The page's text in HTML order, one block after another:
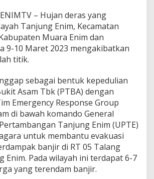
e
n
c
B
a
n
j
i
r
d
M
a
– Hujan deras yang
Tanjung Enim, Kecamatan
Muara Enim dan
9-10 Maret 2023 mengakibatkan
titik.
sebagai bentuk kepedulian
Asam Tbk (PTBA) dengan
Emergency Response Group
di bawah komando General
Tanjung Enim (UPTE)
untuk membantu evakuasi
banjir di RT 05 Talang
Enim. Pada wilayah ini terdapat 6-7
yang terendam banjir.